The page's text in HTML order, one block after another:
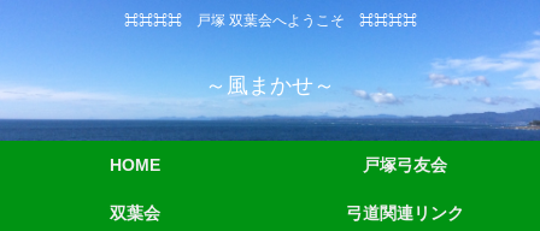
⌘⌘⌘⌘ 戸塚 双葉会へようこそ ⌘⌘⌘⌘
～風まかせ～
HOME 戸塚弓友会
双葉会 弓道関連リンク